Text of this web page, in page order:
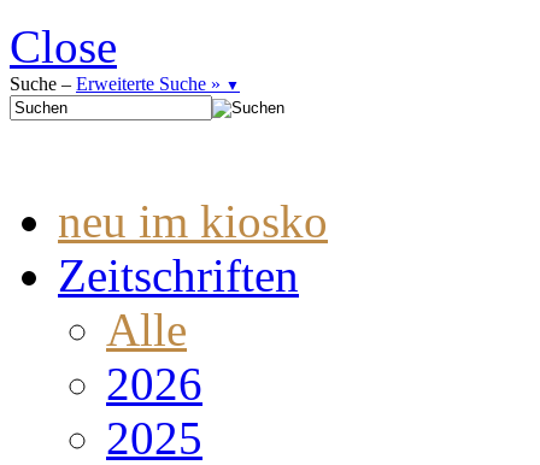
Close
Suche – Erweiterte Suche » ▼
neu im kiosko
Zeitschriften
Alle
2026
2025